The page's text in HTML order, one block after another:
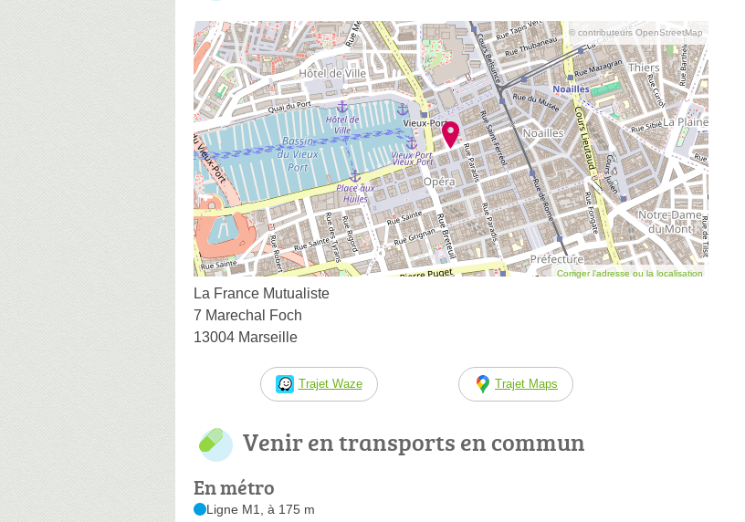
© contributeurs OpenStreetMap
Corriger l’adresse ou la localisation
La France Mutualiste
7 Marechal Foch
13004 Marseille
Trajet Waze Trajet Maps
Venir en transports en commun
En métro
Ligne M1, à 175 m